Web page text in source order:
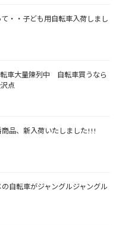
・・子ども用自転車入荷しまし
車大量陳列中 自転車買うなら
点
品、新入荷いたしました!!!
自転車がジャングルジャングル